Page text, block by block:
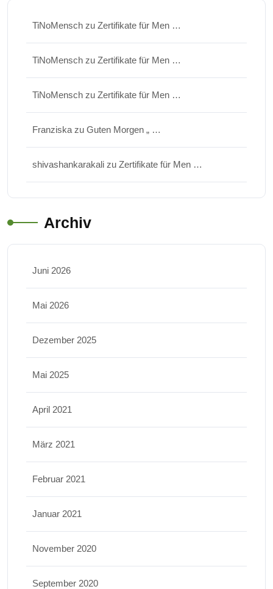
TiNoMensch zu Zertifikate für Men …
TiNoMensch zu Zertifikate für Men …
TiNoMensch zu Zertifikate für Men …
Franziska zu Guten Morgen „ …
shivashankarakali zu Zertifikate für Men …
Archiv
Juni 2026
Mai 2026
Dezember 2025
Mai 2025
April 2021
März 2021
Februar 2021
Januar 2021
November 2020
September 2020